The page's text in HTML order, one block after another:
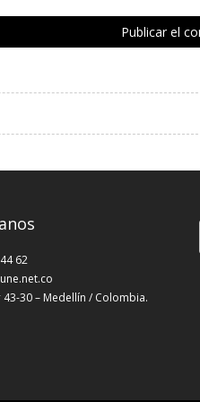
62
43-30 – Medellín / Colombia.